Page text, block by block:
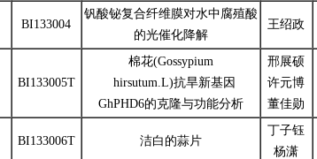
BI133004
钒酸铋复合纤维膜对水中腐殖酸
的光催化降解
王绍政
BI133005T
棉花(Gossypium
hirsutum.L)抗旱新基因
GhPHD6的克隆与功能分析
邢展硕
许元博
董佳勋
BI133006T 洁白的蒜片
丁子钰
杨潇